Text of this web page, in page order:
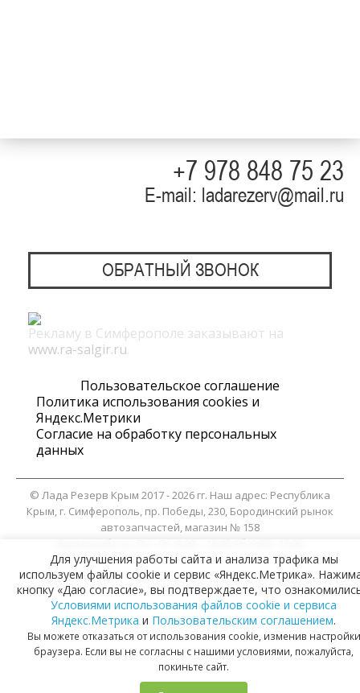
+7 978 848 75 23
E-mail: ladarezerv@mail.ru
ОБРАТНЫЙ ЗВОНОК
Рекламу в Симферополе заказывают на
www.ra-salgir.ru.
Пользовательское соглашение
Политика использования cookies и
Яндекс.Метрики
Согласие на обработку персональных
данных
© Лада Резерв Крым 2017 - 2026 гг. Наш адрес: Республика
Крым, г. Симферополь, пр. Победы, 230, Бородинский рынок
автозапчастей, магазин № 158
Время работы:
Пн - Пт. 9:00 – 18:00 Сб. 9:00 - 13:00
Для улучшения работы сайта и анализа трафика мы
используем файлы cookie и сервис «Яндекс.Метрика».
кнопку «Даю согласие», вы подтверждаете, что
Условиями использования файлов cookie и сервиса
Яндекс.Метрика и Пользовательским соглашением.
Вы можете отказаться от использования cookie, изменив настройки
браузера. Если вы не согласны с нашими условиями, пожалуйста,
покиньте сайт.